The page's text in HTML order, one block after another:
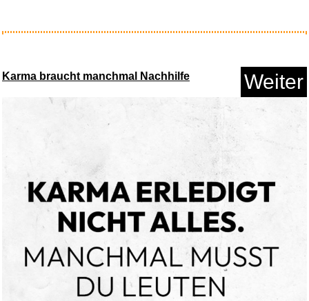
Ghosts: Season One...
Karma braucht manchmal Nachhilfe Weiter